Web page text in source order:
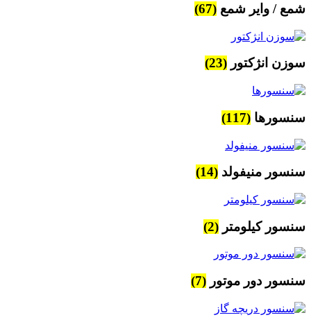
شمع / وایر شمع (67)
سوزن انژکتور (23)
سنسورها (117)
سنسور منیفولد (14)
سنسور کیلومتر (2)
سنسور دور موتور (7)